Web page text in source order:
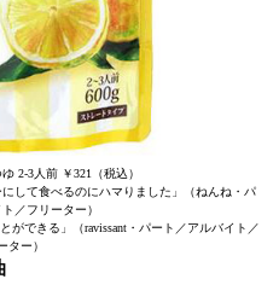
2-3人前 ￥321（税込）
して食べるのにハマりました」（ねんね・パ
／フリーター）
ができる」（ravissant・パート／アルバイト／
ター）